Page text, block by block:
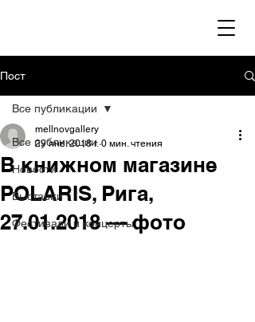
Пост
Все публикации
Новости
Выставки
Фестивали и концерты
Все публикации
В книжном магазине
POLARIS, Рига,
27.01.2018 — фото
mellnovgallery
29 янв. 2018 г. 0 мин. чтения